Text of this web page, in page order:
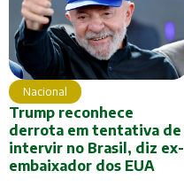
Nacional
Trump reconhece
derrota em tentativa de
intervir no Brasil, diz ex-
embaixador dos EUA